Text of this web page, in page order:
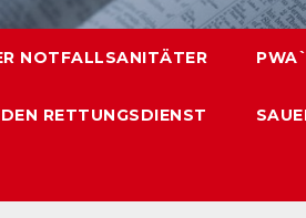
NOTFALLSANITÄTER
RETTUNGSDIENST